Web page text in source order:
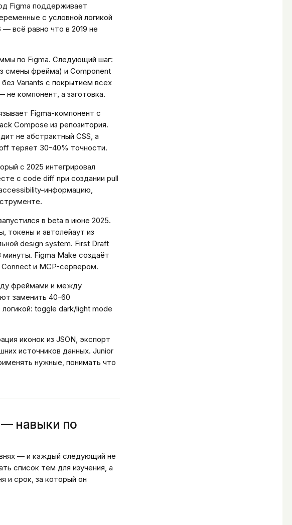
Figma поддерживает
с условной логикой
— всё равно что в 2019 не
по Figma. Следующий шаг:
смены фрейма) и Component
Variants с покрытием всех
компонент, а заготовка.
Figma-компонент с
Compose из репозитория.
не абстрактный CSS, а
теряет 30–40% точности.
с 2025 интегрировал
с code diff при создании pull
информацию,
в beta в июне 2025.
токены и автолейаут из
design system. First Draft
минуты. Figma Make создаёт
и MCP-сервером.
фреймами и между
заменить 40–60
toggle dark/light mode
иконок из JSON, экспорт
источников данных. Junior
нужные, понимать что
навыки по
— и каждый следующий не
список тем для изучения, а
и срок, за который он